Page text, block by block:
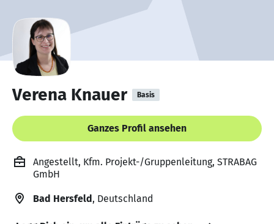
Verena Knauer Basis
Ganzes Profil ansehen
Angestellt, Kfm. Projekt-/Gruppenleitung, STRABAG
GmbH
Bad Hersfeld, Deutschland